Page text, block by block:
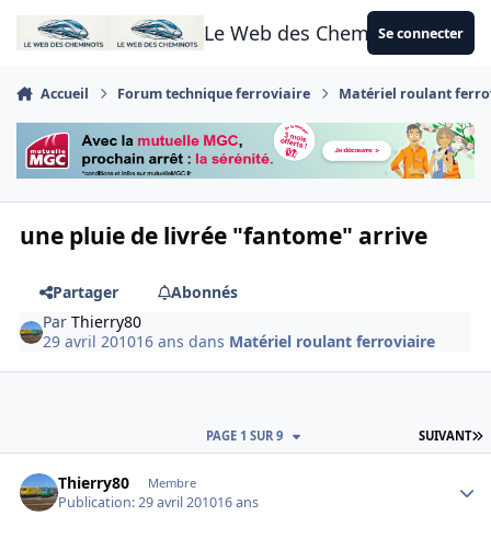
Aller au contenu
Le Web des CheminotsSe connecter
Accueil Forum technique ferroviaire Matériel roulant
une pluie de livrée "fantome" arrive
Partager
Abonnés
ParThierry80
29 avril 201016 ans dans Matériel roulant ferroviaire
SUIVANT
PAGE 1 SUR 9
Thierry80 Membre
Publication:29 avril 201016 ans